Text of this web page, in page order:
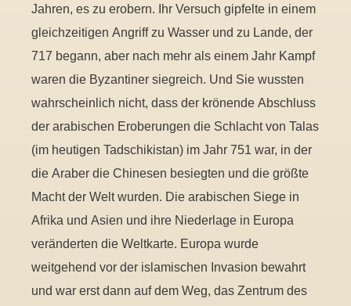
Jahren, es zu erobern. Ihr Versuch gipfelte in einem
gleichzeitigen Angriff zu Wasser und zu Lande, der
717 begann, aber nach mehr als einem Jahr Kampf
waren die Byzantiner siegreich. Und Sie wussten
wahrscheinlich nicht, dass der krönende Abschluss
der arabischen Eroberungen die Schlacht von Talas
(im heutigen Tadschikistan) im Jahr 751 war, in der
die Araber die Chinesen besiegten und die größte
Macht der Welt wurden. Die arabischen Siege in
Afrika und Asien und ihre Niederlage in Europa
veränderten die Weltkarte. Europa wurde
weitgehend vor der islamischen Invasion bewahrt
und war erst dann auf dem Weg, das Zentrum des